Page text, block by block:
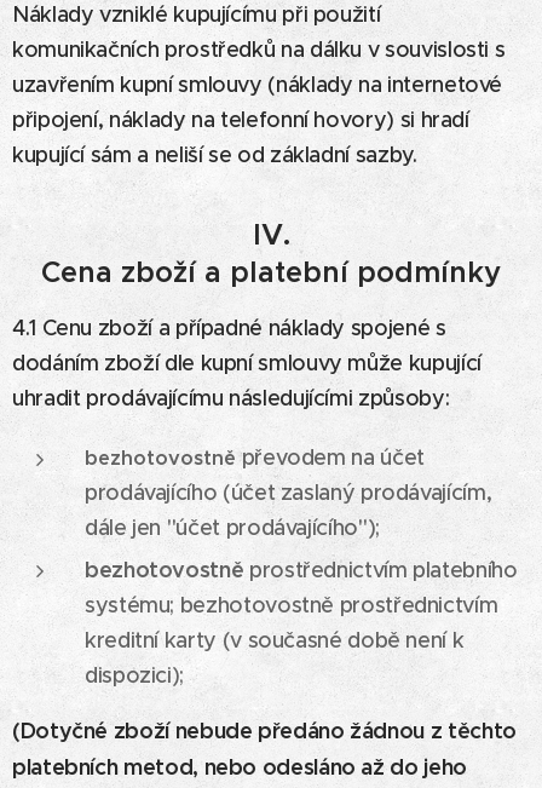
Náklady vzniklé kupujícímu při použití
komunikačních prostředků na dálku v souvislosti s
uzavřením kupní smlouvy (náklady na internetové
připojení, náklady na telefonní hovory) si hradí
kupující sám a neliší se od základní sazby.
IV.
Cena zboží a platební podmínky
4.1 Cenu zboží a případné náklady spojené s
dodáním zboží dle kupní smlouvy může kupující
uhradit prodávajícímu následujícími způsoby:
bezhotovostněpřevodem na účet
prodávajícího (účet zaslaný prodávajícím,
dále jen "účet prodávajícího");
bezhotovostně prostřednictvím platebního
systému; bezhotovostně prostřednictvím
kreditní karty (v současné době není k
dispozici);
(Dotyčné zboží nebude předáno žádnou z těchto
platebních metod, nebo odesláno až do jeho